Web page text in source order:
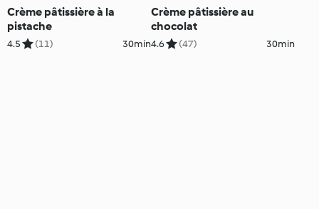
Crème pâtissière à la
pistache
4.5 (11) 30min
Crème pâtissière au
chocolat
4.6 (47) 30min